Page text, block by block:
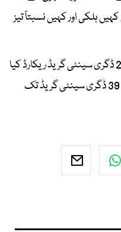
ہلکی اور کہیں نسبتاً تیز
آج لاہور میں کم سے کم درجہ حرارت 26 ڈگری سینٹی گریڈ ریکارڈ کیا
گیا جبکہ زیادہ سے زیادہ درجہ حرارت 39 ڈگری سینٹی گریڈ تک